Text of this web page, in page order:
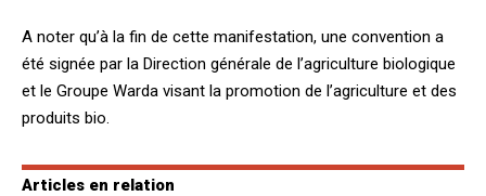
A noter qu’à la fin de cette manifestation, une convention a
été signée par la Direction générale de l’agriculture biologique
et le Groupe Warda visant la promotion de l’agriculture et des
produits bio.
Articles en relation